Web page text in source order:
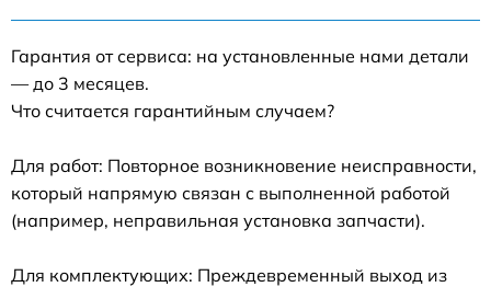
Гарантия от сервиса: на установленные нами детали
— до 3 месяцев.
Что считается гарантийным случаем?
Для работ: Повторное возникновение неисправности,
который напрямую связан с выполненной работой
(например, неправильная установка запчасти).
Для комплектующих: Преждевременный выход из